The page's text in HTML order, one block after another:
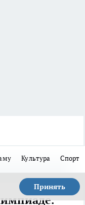
Культура Спорт
Принять